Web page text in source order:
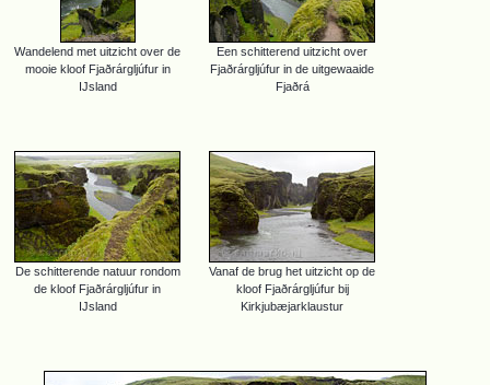
Wandelend met uitzicht over de
mooie kloof Fjaðrárgljúfur in
IJsland
Een schitterend uitzicht over
Fjaðrárgljúfur in de uitgewaaide
Fjaðrá
De schitterende natuur rondom
de kloof Fjaðrárgljúfur in
IJsland
Vanaf de brug het uitzicht op de
kloof Fjaðrárgljúfur bij
Kirkjubæjarklaustur